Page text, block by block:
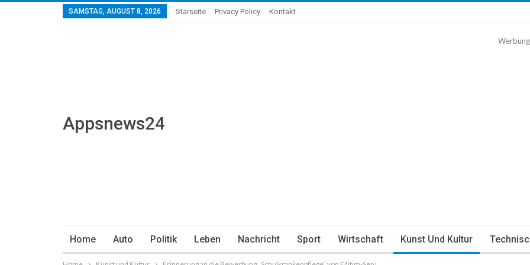
SAMSTAG, AUGUST 8, 2026 Starseite Privacy Policy Kontakt
Appsnews24
Werbung
Home Auto Politik Leben Nachricht Sport Wirtschaft Kunst Und Kultur